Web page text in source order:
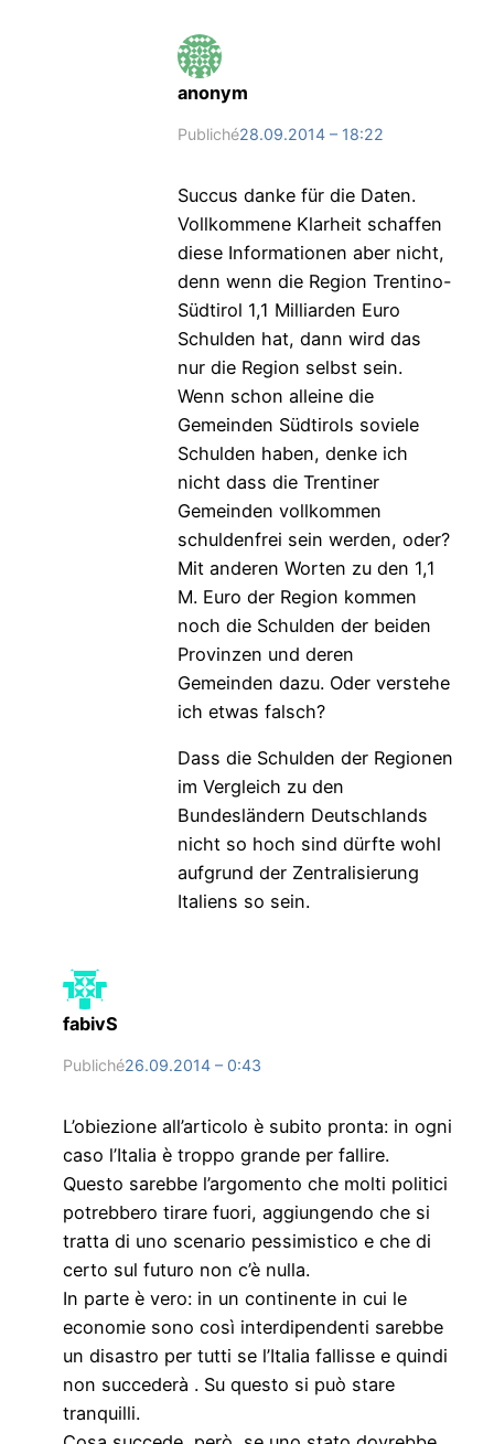
anonym
Publiché28.09.2014 – 18:22
Succus danke für die Daten.
Vollkommene Klarheit schaffen
diese Informationen aber nicht,
denn wenn die Region Trentino-
Südtirol 1,1 Milliarden Euro
Schulden hat, dann wird das
nur die Region selbst sein.
Wenn schon alleine die
Gemeinden Südtirols soviele
Schulden haben, denke ich
nicht dass die Trentiner
Gemeinden vollkommen
schuldenfrei sein werden, oder?
Mit anderen Worten zu den 1,1
M. Euro der Region kommen
noch die Schulden der beiden
Provinzen und deren
Gemeinden dazu. Oder verstehe
ich etwas falsch?
Dass die Schulden der Regionen
im Vergleich zu den
Bundesländern Deutschlands
nicht so hoch sind dürfte wohl
aufgrund der Zentralisierung
Italiens so sein.
fabivS
Publiché26.09.2014 – 0:43
L’obiezione all’articolo è subito pronta: in ogni
caso l’Italia è troppo grande per fallire.
Questo sarebbe l’argomento che molti politici
potrebbero tirare fuori, aggiungendo che si
tratta di uno scenario pessimistico e che di
certo sul futuro non c’è nulla.
In parte è vero: in un continente in cui le
economie sono così interdipendenti sarebbe
un disastro per tutti se l’Italia fallisse e quindi
non succederà . Su questo si può stare
tranquilli.